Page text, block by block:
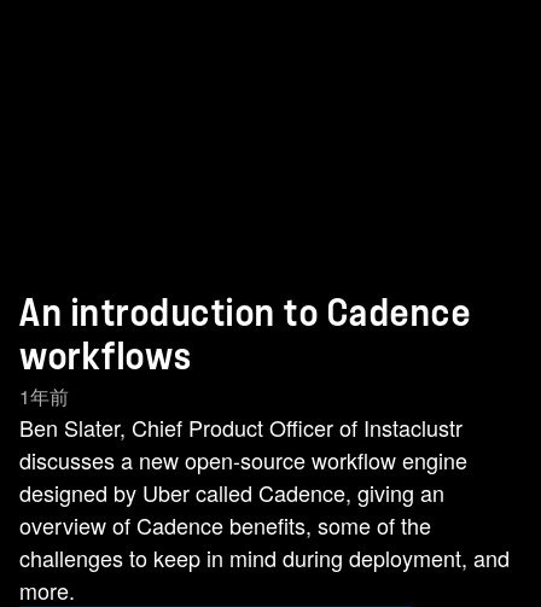
An introduction to Cadence
workflows
1年前
Ben Slater, Chief Product Officer of Instaclustr
discusses a new open-source workflow engine
designed by Uber called Cadence, giving an
overview of Cadence benefits, some of the
challenges to keep in mind during deployment, and
more.